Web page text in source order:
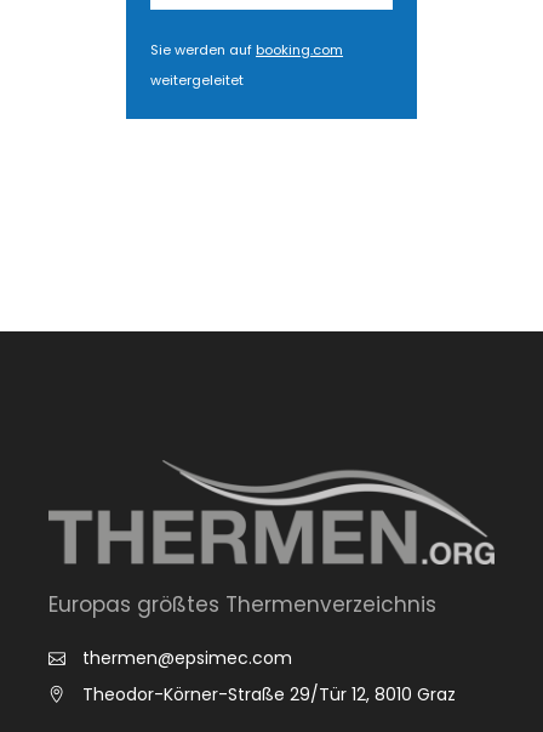
Sie werden aufbooking.com
weitergeleitet
Europas größtes Thermenverzeichnis
thermen@epsimec.com
Theodor-Körner-Straße 29/Tür 12, 8010 Graz